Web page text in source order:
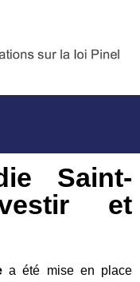
Saint-
et
a été mise en place